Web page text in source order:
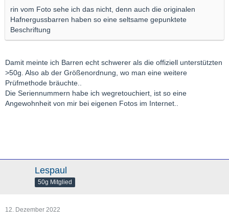
rin vom Foto sehe ich das nicht, denn auch die originalen
Hafnergussbarren haben so eine seltsame gepunktete
Beschriftung
Damit meinte ich Barren echt schwerer als die offiziell unterstützten
>50g. Also ab der Größenordnung, wo man eine weitere
Prüfmethode bräuchte..
Die Seriennummern habe ich wegretouchiert, ist so eine
Angewohnheit von mir bei eigenen Fotos im Internet..
Lespaul
50g Mitglied
12. Dezember 2022